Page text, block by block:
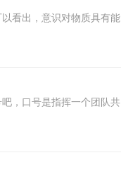
看出，意识对物质具有能
，口号是指挥一个团队共